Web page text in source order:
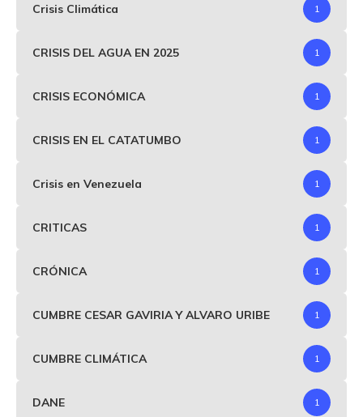
Crisis Climática 1
CRISIS DEL AGUA EN 2025 1
CRISIS ECONÓMICA 1
CRISIS EN EL CATATUMBO 1
Crisis en Venezuela 1
CRITICAS 1
CRÓNICA 1
CUMBRE CESAR GAVIRIA Y ALVARO URIBE 1
CUMBRE CLIMÁTICA 1
DANE 1